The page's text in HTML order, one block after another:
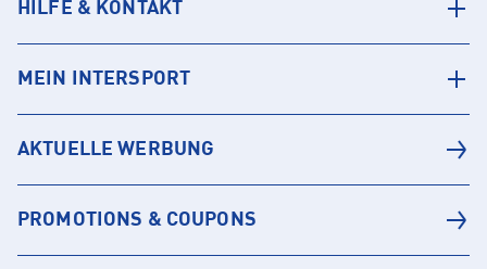
HILFE & KONTAKT
MEIN INTERSPORT
AKTUELLE WERBUNG
PROMOTIONS & COUPONS